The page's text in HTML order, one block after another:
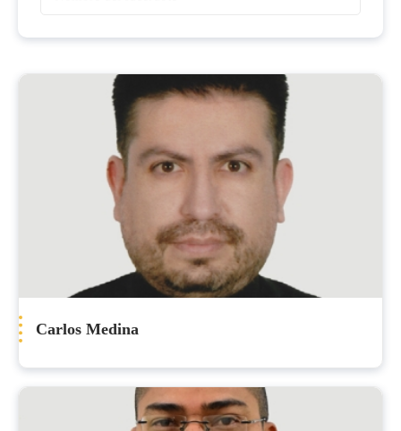
Carlos Medina